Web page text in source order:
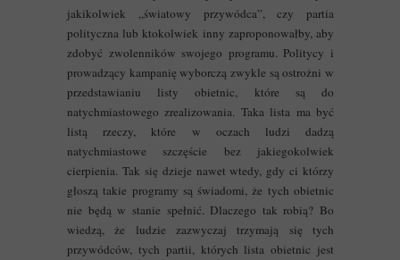
jakikolwiek „światowy przywódca”, czy partia
polityczna lub ktokolwiek inny zaproponowałby, aby
zdobyć zwolenników swojego programu. Politycy i
prowadzący kampanię wyborczą zwykle są ostrożni w
przedstawianiu listy obietnic, które są do
natychmiastowego zrealizowania. Taka lista ma być
listą rzeczy, które w oczach ludzi dadzą
natychmiastowe szczęście bez jakiegokolwiek
cierpienia. Tak się dzieje nawet wtedy, gdy ci którzy
głoszą takie programy są świadomi, że tych obietnic
nie będą w stanie spełnić. Dlaczego tak robią? Bo
wiedzą, że ludzie zazwyczaj trzymają się tych
przywódców, tych partii, których lista obietnic jest